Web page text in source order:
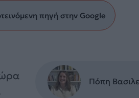
πηγή στην Google
Πόπη